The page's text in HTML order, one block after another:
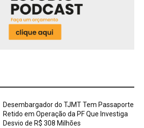
Desembargador do TJMT Tem Passaporte
Retido em Operação da PF Que Investiga
Desvio de R$ 308 Milhões